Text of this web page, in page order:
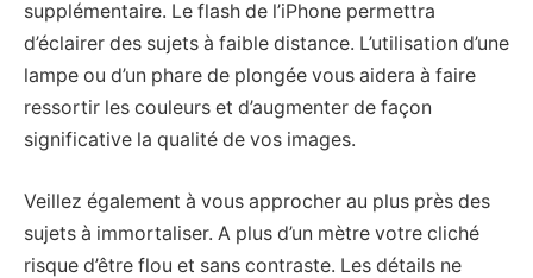
supplémentaire. Le flash de l’iPhone permettra
d’éclairer des sujets à faible distance. L’utilisation d’une
lampe ou d’un phare de plongée vous aidera à faire
ressortir les couleurs et d’augmenter de façon
significative la qualité de vos images.
Veillez également à vous approcher au plus près des
sujets à immortaliser. A plus d’un mètre votre cliché
risque d’être flou et sans contraste. Les détails ne